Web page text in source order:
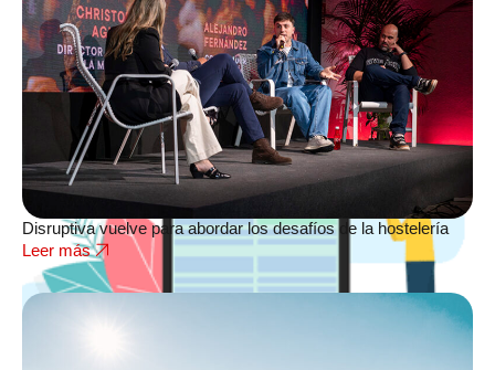
Disruptiva vuelve para abordar los desafíos de la hostelería
Leer más